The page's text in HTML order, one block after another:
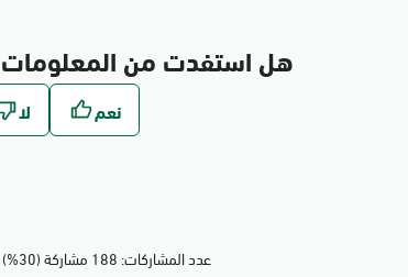
هل استفدت من
عدد المشاركات: 188 مشاركة (30%) أعجبهم المحتوى